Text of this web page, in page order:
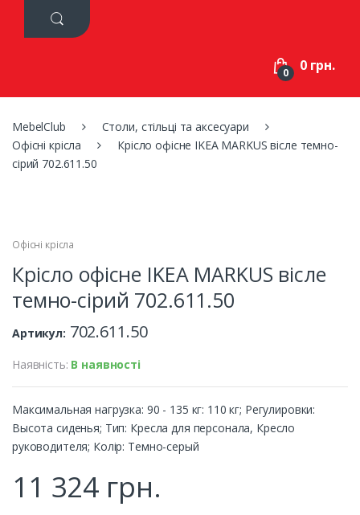
h
:
0 0 грн.
MebelClub
Столи, стільці та аксесуари
Офісні крісла
Крісло офісне IKEA MARKUS вісле темно-
сірий 702.611.50
Офісні крісла
Крісло офісне IKEA MARKUS вісле
темно-сірий 702.611.50
Артикул: 702.611.50
Наявність: В наявності
Максимальная нагрузка: 90 - 135 кг: 110 кг; Регулировки:
Высота сиденья; Тип: Кресла для персонала, Кресло
руководителя; Колір: Темно-серый
11 324 грн.